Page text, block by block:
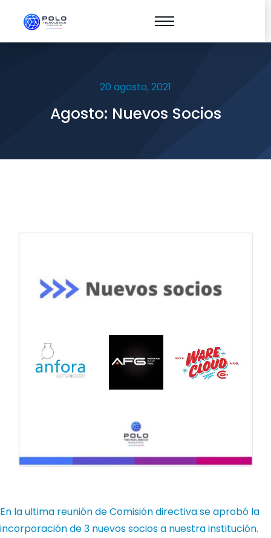
20 agosto, 2021
Agosto: Nuevos Socios
En la ultima reunión de Comisión directiva se aprobó la
incorporación de 3 nuevos socios a nuestra institución.